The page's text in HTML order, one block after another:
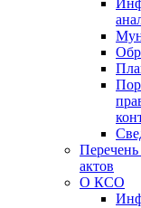
актов
О КСО